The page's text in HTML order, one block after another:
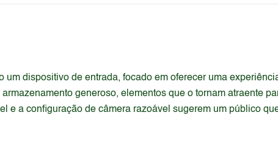
dispositivo de entrada, focado em oferecer uma
generoso, elementos que o tornam atraente
e a configuração de câmera razoável sugerem um público